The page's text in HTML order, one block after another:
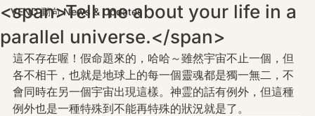
VEND 動向 News & Updates
<span>Tell me about your life in a
parallel universe.</span>
這不存在喔！假命題來的，哈哈～雖然宇宙不止一個，但
各不相干，也就是地球上的每一個靈魂都是獨一無二，不
會同時在另一個宇宙出現這樣。神霊的話有例外，但這種
例外也是一種特殊到不能再特殊的狀況就是了。